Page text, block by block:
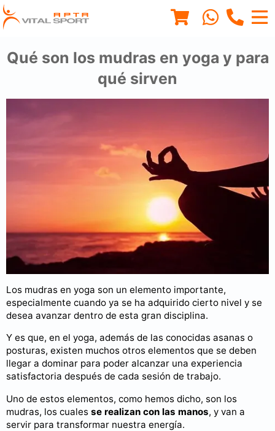
Qué son los mudras en yoga y para
qué sirven
Los mudras en yoga son un elemento importante,
especialmente cuando ya se ha adquirido cierto nivel y se
desea avanzar dentro de esta gran disciplina.
Y es que, en el yoga, además de las conocidas asanas o
posturas, existen muchos otros elementos que se deben
llegar a dominar para poder alcanzar una experiencia
satisfactoria después de cada sesión de trabajo.
Uno de estos elementos, como hemos dicho, son los
mudras, los cuales se realizan con las manos, y van a
servir para transformar nuestra energía.